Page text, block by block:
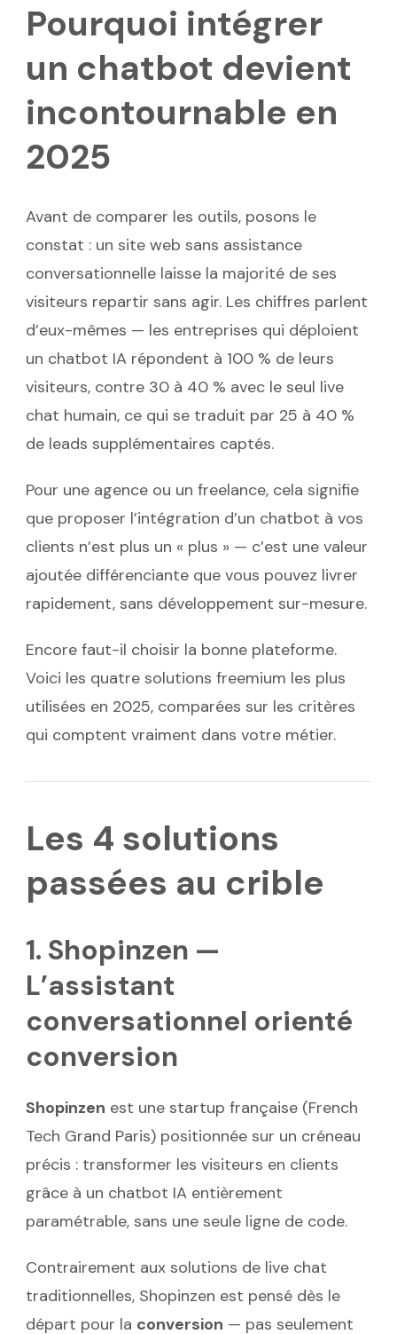
Pourquoi intégrer
un chatbot devient
incontournable en
2025
Avant de comparer les outils, posons le
constat : un site web sans assistance
conversationnelle laisse la majorité de ses
visiteurs repartir sans agir. Les chiffres parlent
d’eux-mêmes — les entreprises qui déploient
un chatbot IA répondent à 100 % de leurs
visiteurs, contre 30 à 40 % avec le seul live
chat humain, ce qui se traduit par 25 à 40 %
de leads supplémentaires captés.
Pour une agence ou un freelance, cela signifie
que proposer l’intégration d’un chatbot à vos
clients n’est plus un « plus » — c’est une valeur
ajoutée différenciante que vous pouvez livrer
rapidement, sans développement sur-mesure.
Encore faut-il choisir la bonne plateforme.
Voici les quatre solutions freemium les plus
utilisées en 2025, comparées sur les critères
qui comptent vraiment dans votre métier.
Les 4 solutions
passées au crible
1. Shopinzen —
L’assistant
conversationnel orienté
conversion
Shopinzen est une startup française (French
Tech Grand Paris) positionnée sur un créneau
précis : transformer les visiteurs en clients
grâce à un chatbot IA entièrement
paramétrable, sans une seule ligne de code.
Contrairement aux solutions de live chat
traditionnelles, Shopinzen est pensé dès le
départ pour la conversion — pas seulement